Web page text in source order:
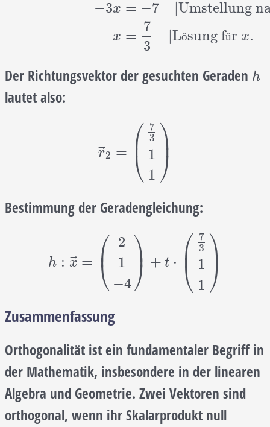
−3x
x
= −7
Umstellung
=
7
3
Lösung für x.
Der Richtungsvektor der gesuchten Geraden h
h
lautet also:
r⃗
2 = ⎛
⎝
⎜
7
3
1
1
⎞
⎠
⎟
r→2 (7 31
Bestimmung der Geradengleichung:
h : x = ⎛
⎝
⎜
2
1
−4
⎞
⎠
⎟ + t ⋅ ⎛
⎝
⎜
7
3
1
1
⎞
⎠
⎟
h :x→ 21 4) +t⋅(7 3 1
Zusammenfassung
Orthogonalität ist ein fundamentaler Begriff in
der Mathematik, insbesondere in der linearen
Algebra und Geometrie. Zwei Vektoren sind
orthogonal, wenn ihr Skalarprodukt null